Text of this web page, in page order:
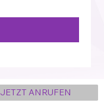
JETZT ANRUFEN